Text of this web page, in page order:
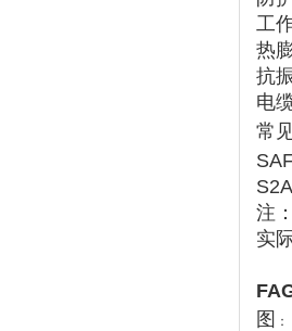
工
热
抗
电
常
注
实
图
：